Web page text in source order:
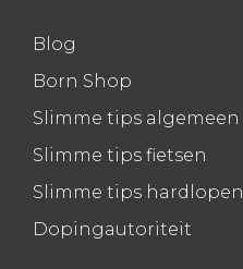
Blog
Born Shop
Slimme tips algemeen
Slimme tips fietsen
Slimme tips hardlopen
Dopingautoriteit